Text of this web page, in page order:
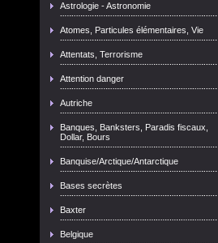
Astrologie - Astronomie
Atomes, Particules élémentaires, Vie
Attentats, Terrorisme
Attention danger
Autriche
Banques, Banksters, Paradis fiscaux,
Dollar, Bours
Banquise/Arctique/Antarctique
Bases secrètes
Baxter
Belgique